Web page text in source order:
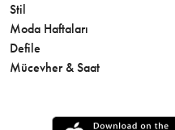
Stil
Moda Haftaları
Defile
Mücevher & Saat